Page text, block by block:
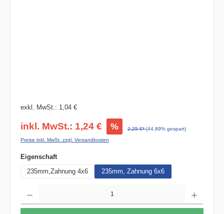
exkl. MwSt.: 1,04 €
inkl. MwSt.: 1,24 € % 2,25 €*(44.89% gespart)
Preise inkl. MwSt. zzgl. Versandkosten
Eigenschaftauswählen
235mm,Zahnung 4x6
235mm, Zahnung 6x6